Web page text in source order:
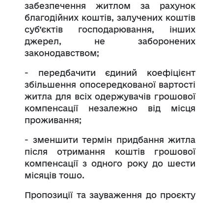
забезпечення житлом за рахунок
благодійних коштів, залучених коштів
суб’єктів господарювання, інших
джерел, не заборонених
законодавством;
- передбачити єдиний коефіцієнт
збільшення опосередкованої вартості
житла для всіх одержувачів грошової
компенсації незалежно від місця
проживання;
- зменшити термін придбання житла
після отримання коштів грошової
компенсації з одного року до шести
місяців тошо.
Пропозиції та зауваження до проєкту